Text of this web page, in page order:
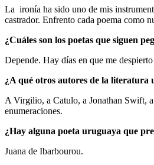
La ironía ha sido uno de mis
castrador. Enfrento cada poema como
¿Cuáles son los poetas que siguen
Depende. Hay días en que me
¿A qué otros autores de la literatura
A Virgilio, a Catulo, a Jonathan Swift,
enumeraciones.
¿Hay alguna poeta uruguaya que
Juana de Ibarbourou.